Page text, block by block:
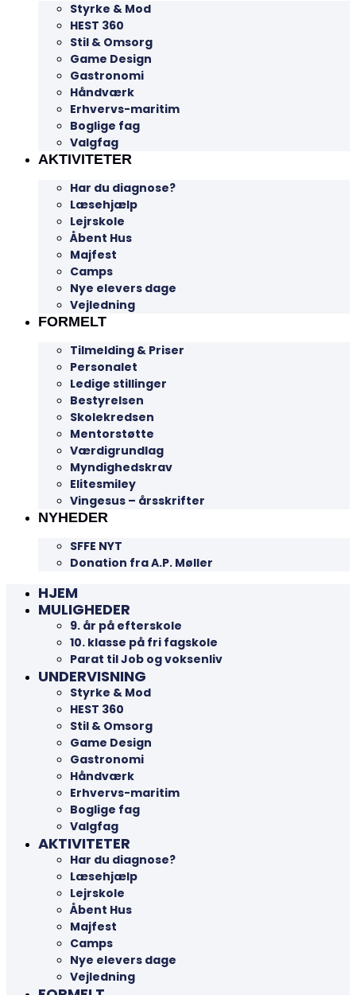
Styrke & Mod
HEST 360
Stil & Omsorg
Game Design
Gastronomi
Håndværk
Erhvervs-maritim
Boglige fag
Valgfag
AKTIVITETER
Har du diagnose?
Læsehjælp
Lejrskole
Åbent Hus
Majfest
Camps
Nye elevers dage
Vejledning
FORMELT
Tilmelding & Priser
Personalet
Ledige stillinger
Bestyrelsen
Skolekredsen
Mentorstøtte
Værdigrundlag
Myndighedskrav
Elitesmiley
Vingesus – årsskrifter
NYHEDER
SFFE NYT
Donation fra A.P. Møller
HJEM
MULIGHEDER
9. år på efterskole
10. klasse på fri fagskole
Parat til Job og voksenliv
UNDERVISNING
Styrke & Mod
HEST 360
Stil & Omsorg
Game Design
Gastronomi
Håndværk
Erhvervs-maritim
Boglige fag
Valgfag
AKTIVITETER
Har du diagnose?
Læsehjælp
Lejrskole
Åbent Hus
Majfest
Camps
Nye elevers dage
Vejledning